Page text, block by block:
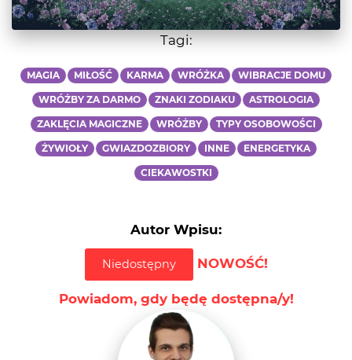
Tagi:
MAGIA MIŁOŚĆ KARMA WRÓŻKA WIBRACJE DOMU
WRÓŻBY ZA DARMO ZNAKI ZODIAKU ASTROLOGIA
ZAKLĘCIA MAGICZNE WRÓŻBY TYPY OSOBOWOŚCI
ŻYWIOŁY GWIAZDOZBIORY INNE ENERGETYKA
CIEKAWOSTKI
Autor Wpisu:
Niedostępny NOWOŚĆ!
Powiadom, gdy będę dostępna/y!